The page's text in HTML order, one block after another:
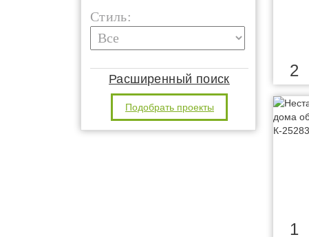
Стиль:
Расширенный поиск
Подобрать проекты
2
1